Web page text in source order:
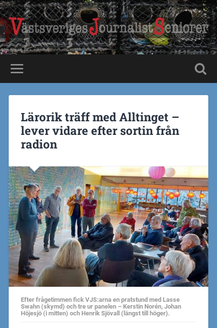
Lärorik träff med Alltinget –
lever vidare efter sortin från
radion
Efter frågetimmen fick VJS:arna en pratstund med Lasse
Swahn (skymd) och tre ur panelen – Kerstin Norén, Johan
Höjesjö (i mitten) och Henrik Sjövall (längst till höger).